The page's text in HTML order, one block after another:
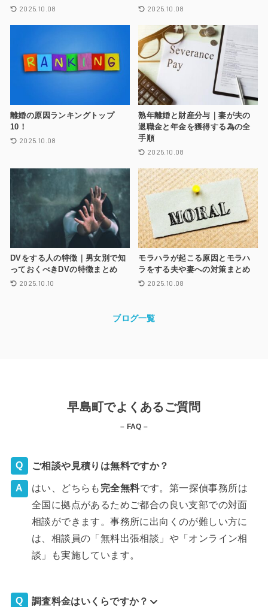
2025.10.08 2025.10.08
離婚の原因ランキングトップ
10！
2025.10.08
熟年離婚と財産分与｜妻が夫の
退職金と年金を獲得する為の全
手順
2025.10.08
DVをする人の特徴｜男女別で知
っておくべきDVの特徴まとめ
2025.10.10
モラハラが起こる原因とモラハ
ラをする夫や妻への対策まとめ
2025.10.08
ブログ一覧
早島町でよくあるご質問
– FAQ –
ご相談や見積りは無料ですか？
はい、どちらも 完全無料です。第一探偵事務所は
全国に拠点があるためご都合の良い支部での対面
相談ができます。事務所に出向くのが難しい方に
は、相談員の「無料出張相談」や「オンライン相
談」も実施しています。
調査料金はいくらですか？